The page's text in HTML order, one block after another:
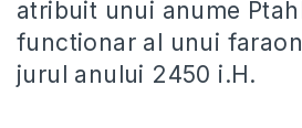
atribuit unui anume
functionar al unui
jurul anului 2450 i.H.